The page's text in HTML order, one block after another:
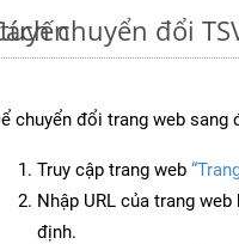
chuyển đổi
chuyển đổi trang web sang
Truy cập trang web
Nhập URL của trang
định.